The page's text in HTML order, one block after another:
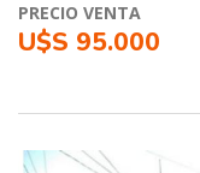
PRECIO VENTA
U$S 95.000